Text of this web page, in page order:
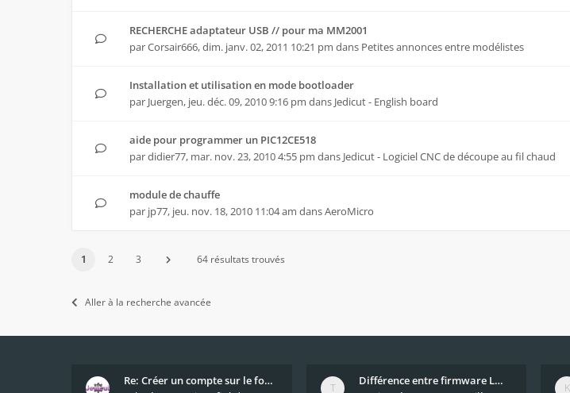
RECHERCHE adaptateur USB // pour ma MM2001
parCorsair666,dim. janv. 02, 2011 10:21 pm dans Petites annonces entre modélistes
Installation et utilisation en mode bootloader
par Juergen, jeu. déc. 09, 2010 9:16 pm dans Jedicut - English board
aide pour programmer un PIC12CE518
pardidier77, mar. nov. 23, 2010 4:55 pm dans Jedicut - Logiciel CNC de découpe au fil chaud
module de chauffe
par jp77, jeu. nov. 18, 2010 11:04 am dansAeroMicro
1 2 3 64 résultats trouvés
Aller à la recherche avancée
Re: Créer un compte sur le forum / Create forum us
Différence entre firmware LMFAO_V4_8_0 et du GRBL